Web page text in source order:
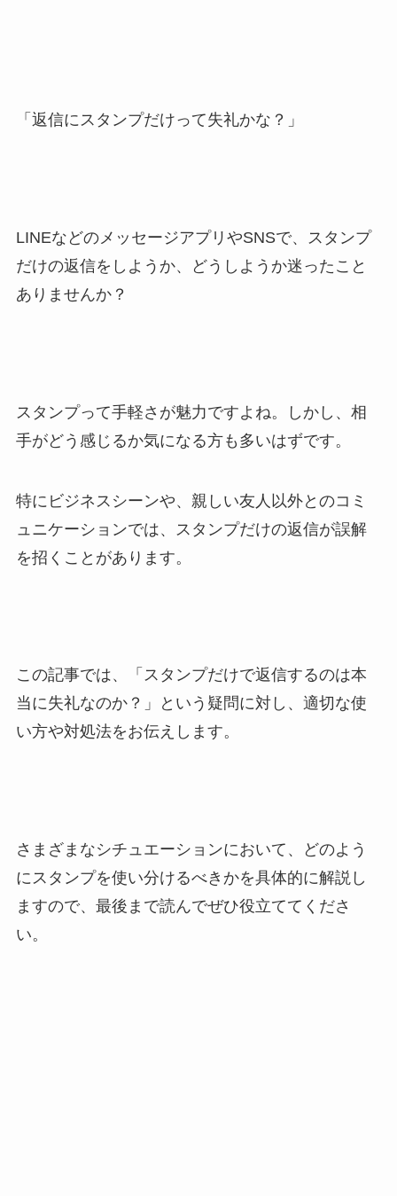
「返信にスタンプだけって失礼かな？」
LINEなどのメッセージアプリやSNSで、スタンプ
だけの返信をしようか、どうしようか迷ったこと
ありませんか？
スタンプって手軽さが魅力ですよね。しかし、相
手がどう感じるか気になる方も多いはずです。
特にビジネスシーンや、親しい友人以外とのコミ
ュニケーションでは、スタンプだけの返信が誤解
を招くことがあります。
この記事では、「スタンプだけで返信するのは本
当に失礼なのか？」という疑問に対し、適切な使
い方や対処法をお伝えします。
さまざまなシチュエーションにおいて、どのよう
にスタンプを使い分けるべきかを具体的に解説し
ますので、最後まで読んでぜひ役立ててくださ
い。